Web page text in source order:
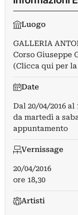
Luogo
GALLERIA
Corso Giuseppe
(Clicca qui per
Date
Dal 20/04/2016 al
da martedì a
appuntamento
Vernissage
20/04/2016
ore 18,30
Artisti